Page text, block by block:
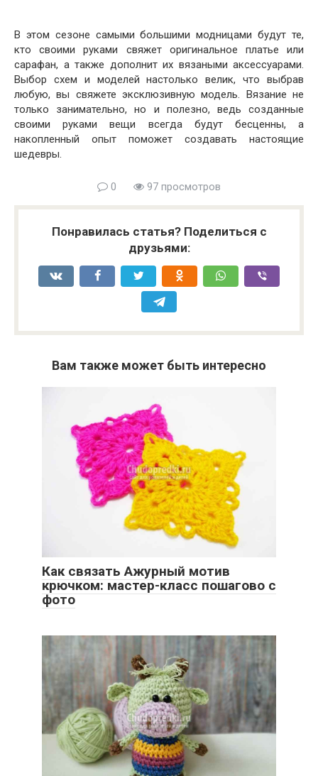
В этом сезоне самыми большими модницами будут те,
кто своими руками свяжет оригинальное платье или
сарафан, а также дополнит их вязаными аксессуарами.
Выбор схем и моделей настолько велик, что выбрав
любую, вы свяжете эксклюзивную модель. Вязание не
только занимательно, но и полезно, ведь созданные
своими руками вещи всегда будут бесценны, а
накопленный опыт поможет создавать настоящие
шедевры.
0 97 просмотров
Понравилась статья? Поделиться с
друзьями:
Вам также может быть интересно
Как связать Ажурный мотив
крючком: мастер-класс пошагово с
фото